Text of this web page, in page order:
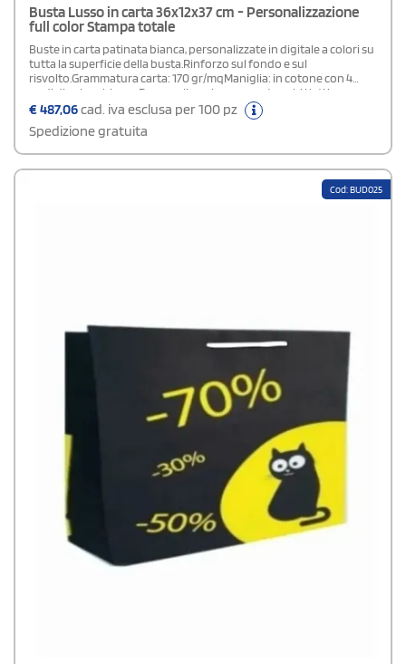
Busta Lusso in carta 36x12x37 cm - Personalizzazione
full color Stampa totale
Buste in carta patinata bianca, personalizzate in digitale a colori su
tutta la superficie della busta.Rinforzo sul fondo e sul
risvolto.Grammatura carta: 170 gr/mqManiglia: in cotone con 4
nodi di colore biancoPersonalizzazione: su entrambi i lati in
quadricromia.Area di stampa: stampa totale (su tutta la superficie
della busta)Plastificazione: lucida o opacaIn fase d' ordine
specificare nel campo "note di stampa" la tipologia di
plastificazione scelta.
€487,06cad. iva esclusa per 100 pz
Spedizione gratuita
Cod: BUD025